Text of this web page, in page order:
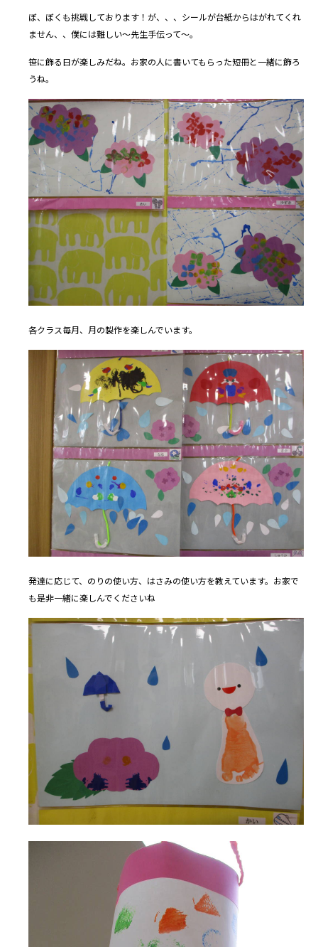
ぼ、ぼくも挑戦しております！が、、、シールが台紙からはがれてくれ
ません、、僕には難しい～先生手伝って～。
笹に飾る日が楽しみだね。お家の人に書いてもらった短冊と一緒に飾ろ
うね。
各クラス毎月、月の製作を楽しんでいます。
発達に応じて、のりの使い方、はさみの使い方を教えています。お家で
も是非一緒に楽しんでくださいね